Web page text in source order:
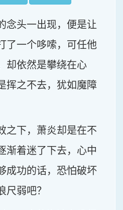
念头一出现，便是让
了一个哆嗦，可任他
却依然是攀绕在心
挥之不去，犹如魔障
之下，萧炎却是在不
渐着迷了下去，心中
成功的话，恐怕破坏
尺弱吧？